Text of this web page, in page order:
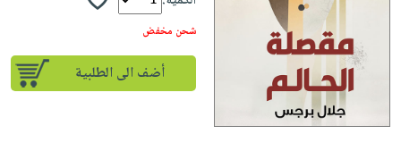
إختياراتنا
كتب
أكاديمية
صندوق
القراءة
iKitab
بلا
حدود
أسئلة
يتكرر
أسئلة
يتكرر
طرحها
تحميل
masmu3
المواضيع
الأكثر
إختياراتنا
وسائل
الصحة
والعناية
الشخصية
شحن مخفض
أضف الى الطلبية